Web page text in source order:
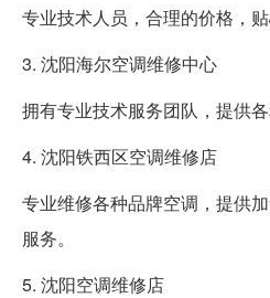
专业技术人员，合理的价格，贴
3. 沈阳海尔空调维修中心
拥有专业技术服务团队，提供
4. 沈阳铁西区空调维修店
专业维修各种品牌空调，提供
服务。
5. 沈阳空调维修店